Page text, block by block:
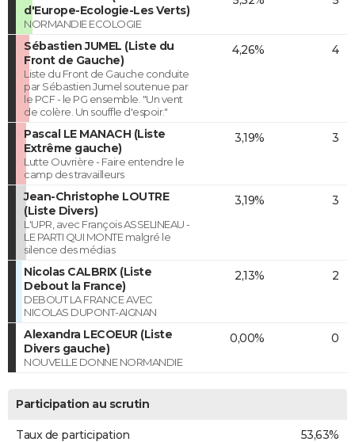
d'Europe-Ecologie-Les Verts)
NORMANDIE ECOLOGIE
Sébastien JUMEL (Liste du
Front de Gauche)
Liste du Front de Gauche conduite
par Sébastien Jumel soutenue par
le PCF - le PG ensemble. "Un vent
de colère. Un souffle d'espoir."
4,26% 4
Pascal LE MANACH (Liste
Extrême gauche)
Lutte Ouvrière - Faire entendre le
camp des travailleurs
3,19% 3
Jean-Christophe LOUTRE
(Liste Divers)
L'UPR, avec François ASSELINEAU -
LE PARTI QUI MONTE malgré le
silence des médias
3,19% 3
Nicolas CALBRIX (Liste
Debout la France)
DEBOUT LA FRANCE AVEC
NICOLAS DUPONT-AIGNAN
2,13% 2
Alexandra LECOEUR (Liste
Divers gauche)
NOUVELLE DONNE NORMANDIE
0,00% 0
Participation au scrutin
Taux de participation 53,63%